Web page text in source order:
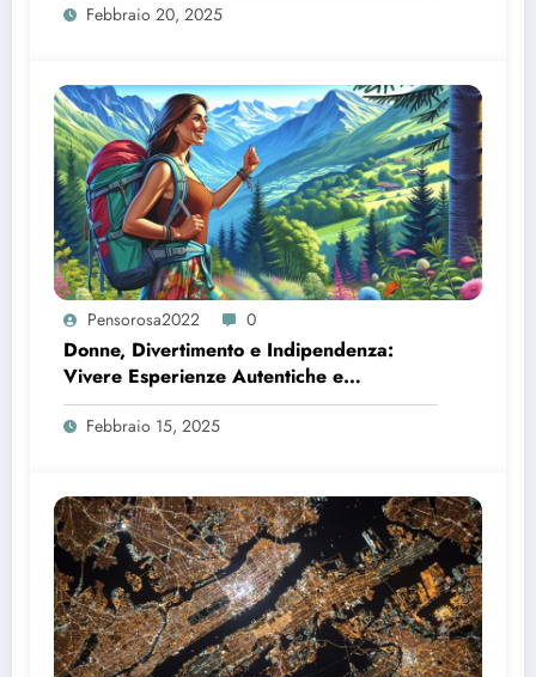
Febbraio 20, 2025
Pensorosa2022 0
Donne, Divertimento e Indipendenza:
Vivere Esperienze Autentiche e
Liberatorie
Febbraio 15, 2025